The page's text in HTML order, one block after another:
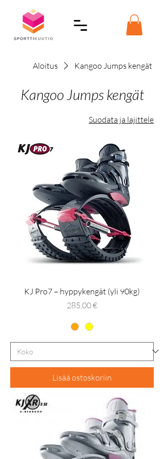
Aloitus Kangoo Jumps kengät
Kangoo Jumps kengät
Suodata ja lajittele
KJ Pro7 – hyppykengät (yli 90kg)
Hinta
285,00 €
Lisää ostoskoriin